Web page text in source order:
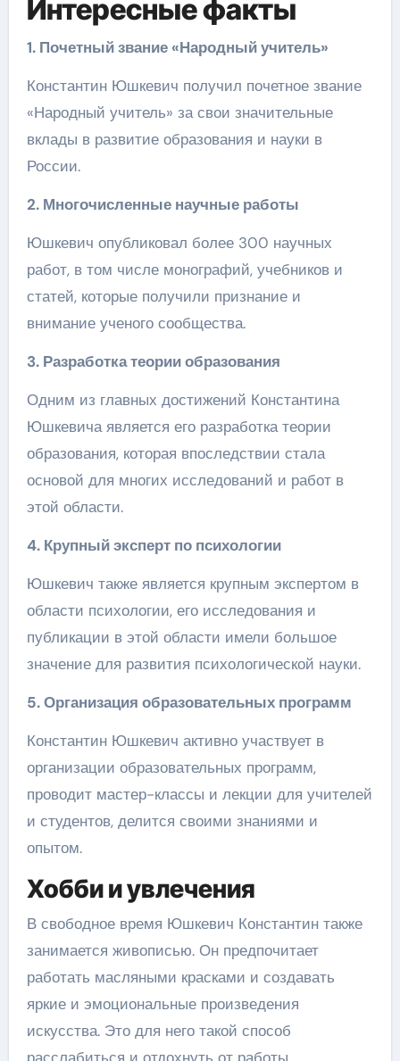
Интересные факты
1. Почетный звание «Народный учитель»
Константин Юшкевич получил почетное звание
«Народный учитель» за свои значительные
вклады в развитие образования и науки в
России.
2. Многочисленные научные работы
Юшкевич опубликовал более 300 научных
работ, в том числе монографий, учебников и
статей, которые получили признание и
внимание ученого сообщества.
3. Разработка теории образования
Одним из главных достижений Константина
Юшкевича является его разработка теории
образования, которая впоследствии стала
основой для многих исследований и работ в
этой области.
4. Крупный эксперт по психологии
Юшкевич также является крупным экспертом в
области психологии, его исследования и
публикации в этой области имели большое
значение для развития психологической науки.
5. Организация образовательных программ
Константин Юшкевич активно участвует в
организации образовательных программ,
проводит мастер-классы и лекции для учителей
и студентов, делится своими знаниями и
опытом.
Хобби и увлечения
В свободное время Юшкевич Константин также
занимается живописью. Он предпочитает
работать масляными красками и создавать
яркие и эмоциональные произведения
искусства. Это для него такой способ